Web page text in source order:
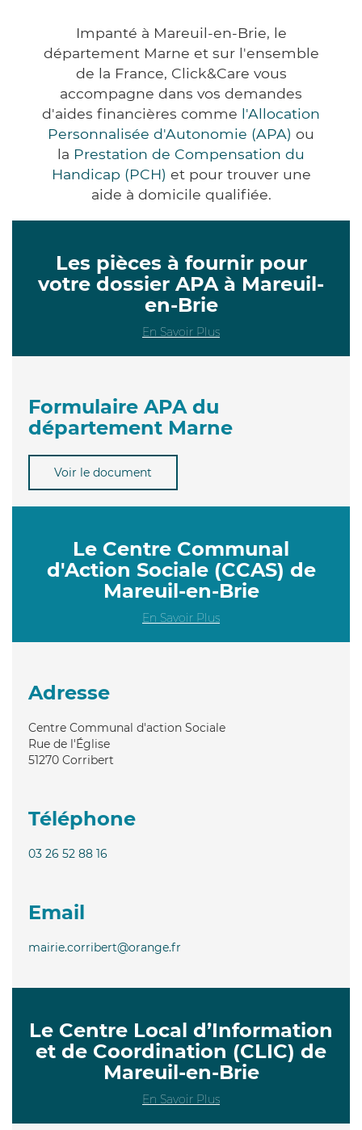
Impanté à Mareuil-en-Brie, le
département Marne et sur l'ensemble
de la France, Click&Care vous
accompagne dans vos demandes
d'aides financières comme l'Allocation
Personnalisée d'Autonomie (APA) ou
la Prestation de Compensation du
Handicap (PCH) et pour trouver une
aide à domicile qualifiée.
Les pièces à fournir pour
votre dossier APA à Mareuil-
en-Brie
En Savoir Plus
Formulaire APA du
département Marne
Voir le document
Le Centre Communal
d'Action Sociale (CCAS) de
Mareuil-en-Brie
En Savoir Plus
Adresse
Centre Communal d'action Sociale
Rue de l'Église
51270 Corribert
Téléphone
03 26 52 88 16
Email
mairie.corribert@orange.fr
Le Centre Local d’Information
et de Coordination (CLIC) de
Mareuil-en-Brie
En Savoir Plus